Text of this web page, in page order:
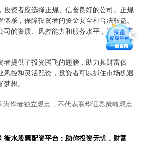
投资者应选择正规、信誉良好的公司。正规
系，保障投资者的资金安全和合法权益。
司的资质、风控能力和服务水平，选择最适
者提供了投资腾飞的翅膀，助力其财富倍
风控和灵活配资，投资者可以抓住市场机遇
想。
为作者独立观点，不代表联华证券策略观点
衡水股票配资平台：助你投资无忧，财富